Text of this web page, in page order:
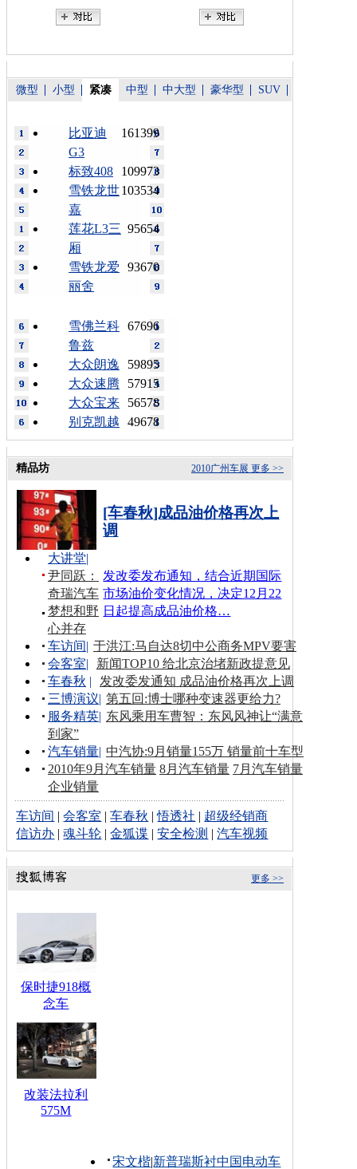
微型 小型 紧凑 中型 中大型 豪华型 SUV
161399
比亚迪
G3
109973
标致408
103534
雪铁龙世
嘉
95654
莲花L3三
厢
93670
雪铁龙爱
丽舍
67696
雪佛兰科
鲁兹
59895
大众朗逸
57915
大众速腾
56578
大众宝来
49678
别克凯越
更多 >>
2010广州车展
精品坊
[车春秋]成品油价格再次上
调
发改委发布通知，结合近期国际
市场油价变化情况，决定12月22
日起提高成品油价格…
大讲堂|
尹同跃：
奇瑞汽车
梦想和野
心并存
车访间| 于洪江:马自达8切中公商务MPV要害
会客室|
新闻TOP10 给北京治堵新政提意见
车春秋 |
发改委发通知 成品油价格再次上调
三博演议| 第五回:博士哪种变速器更给力?
服务精英| 东风乘用车曹智：东风风神让“满意
到家”
汽车销量| 中汽协:9月销量155万 销量前十车型
2010年9月汽车销量 8月汽车销量 7月汽车销量
企业销量
车访间 |会客室 |车春秋 |悟透社 | 超级经销商
信访办 |魂斗轮 |金狐谍 |安全检测 |汽车视频
更多 >>
保时捷918概
念车
改装法拉利
575M
宋文楷|新普瑞斯衬中国电动车